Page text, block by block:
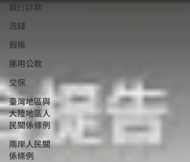
銀行詐欺
洗錢
假帳
挪用公款
交保
臺灣地區與
大陸地區人
民關係條例
兩岸人民關
係條例